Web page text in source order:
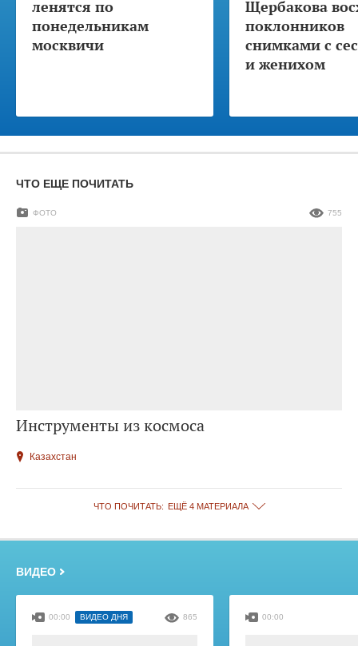
ленятся по
понедельникам
москвичи
Щербакова
поклонников
снимками с
и женихом
ЧТО ЕЩЕ ПОЧИТАТЬ
Инструменты из космоса
ФОТО 755
Казахстан
ЧТО ПОЧИТАТЬ: ЕЩЁ 4 МАТЕРИАЛА
ВИДЕО
00:00 ВИДЕО ДНЯ 865 00:00